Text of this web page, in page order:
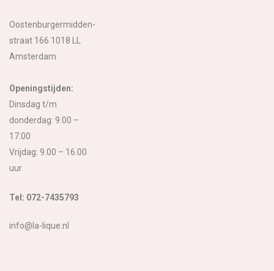
Oostenburgermidden-
straat 166 1018 LL
Amsterdam
Openingstijden:
Dinsdag t/m
donderdag: 9.00 –
17.00
Vrijdag: 9.00 – 16.00
uur
Tel: 072-7435793
info@la-lique.nl